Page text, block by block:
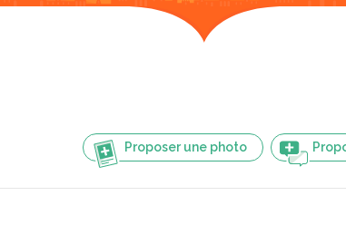
Proposer une photo